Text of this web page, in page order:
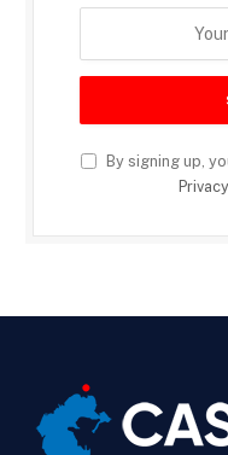
By signing up,